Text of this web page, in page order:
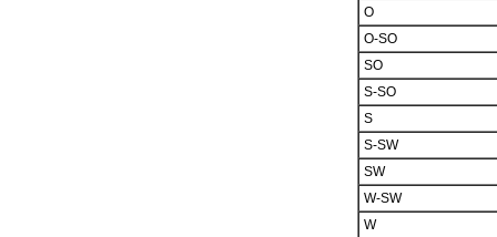
O
O-SO
SO
S-SO
S
S-SW
SW
W-SW
W